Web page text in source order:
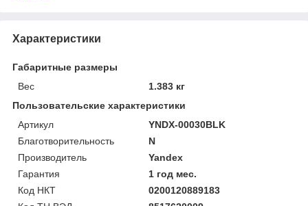
Характеристики
Габаритные размеры
Вес
1.383 кг
Пользовательские характеристики
Артикул
YNDX-00030BLK
Благотворительность
N
Производитель
Yandex
Гарантия
1 год мес.
Код НКТ
0200120889183